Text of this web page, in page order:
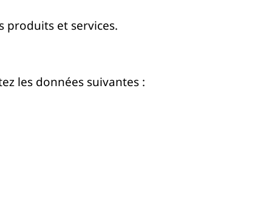
produits et services.
les données suivantes :